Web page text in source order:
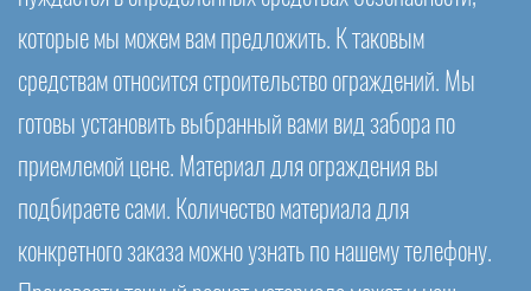
которые мы можем вам предложить. К таковым
средствам относится строительство ограждений. Мы
готовы установить выбранный вами вид забора по
приемлемой цене. Материал для ограждения вы
подбираете сами. Количество материала для
конкретного заказа можно узнать по нашему телефону.